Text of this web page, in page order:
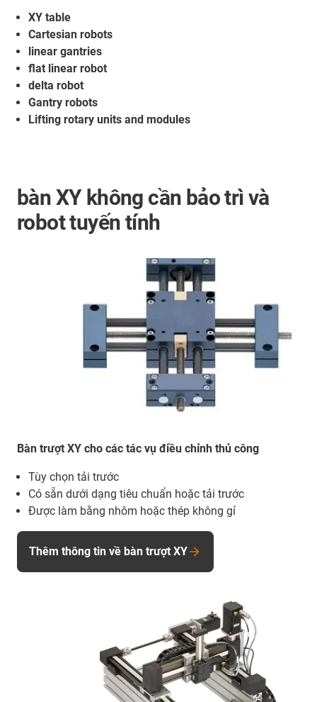
XY table
Cartesian robots
linear gantries
flat linear robot
delta robot
Gantry robots
Lifting rotary units and modules
bàn XY không cần bảo trì và
robot tuyến tính
Bàn trượt XY cho các tác vụ điều chỉnh thủ công
Tùy chọn tải trước
Có sẵn dưới dạng tiêu chuẩn hoặc tải trước
Được làm bằng nhôm hoặc thép không gỉ
Thêm thông tin về bàn trượt XY